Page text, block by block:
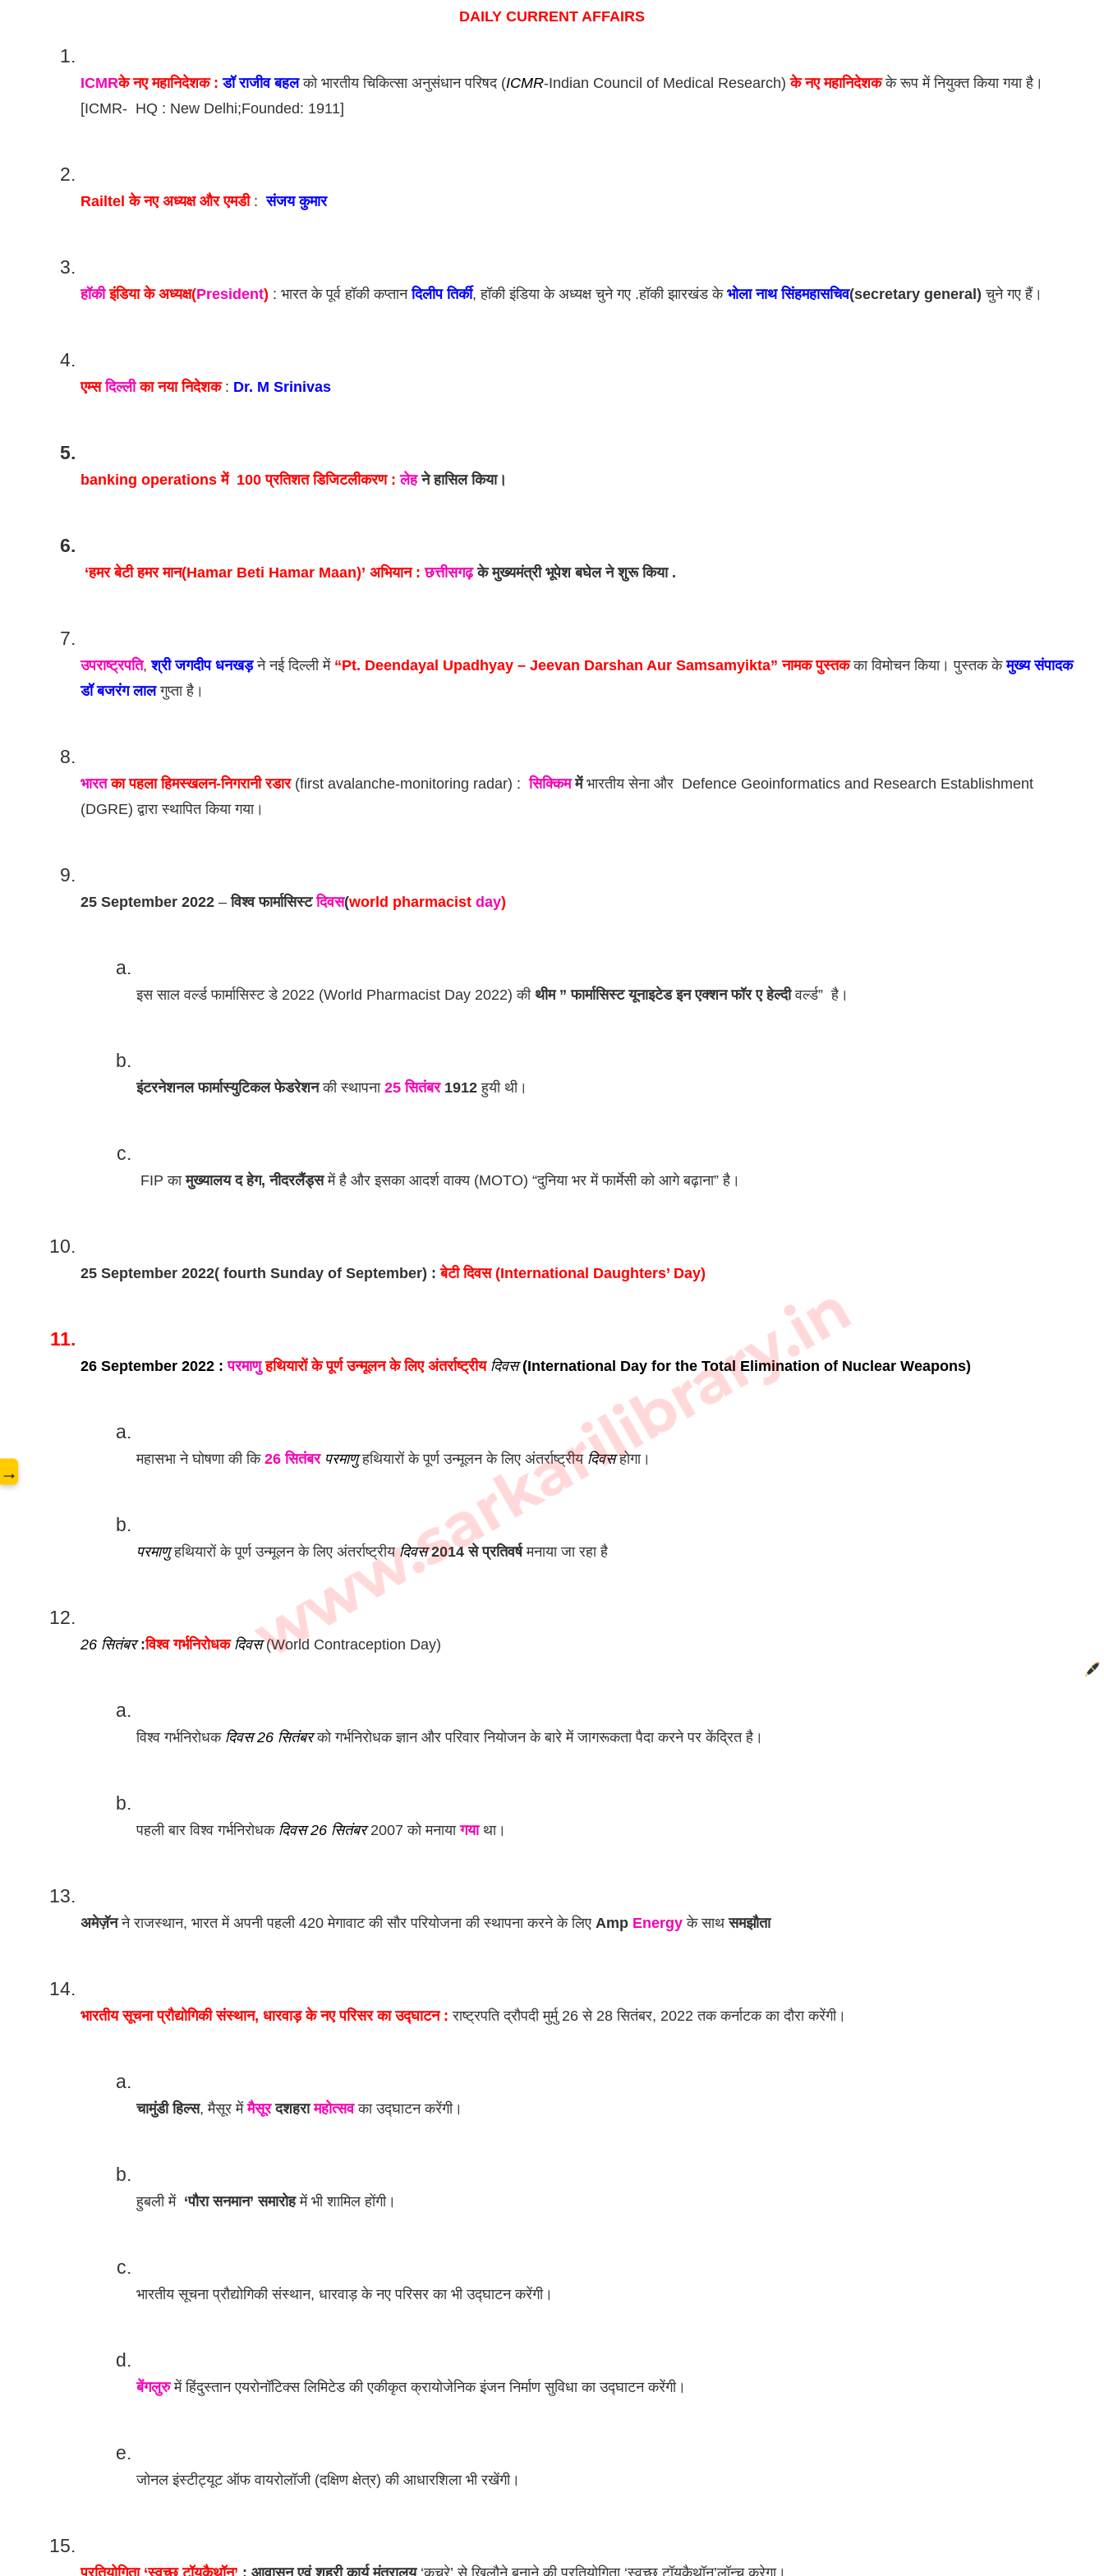
DAILY CURRENT AFFAIRS
ICMRके नए महानिदेशक : डॉ राजीव बहल को भारतीय चिकित्सा अनुसंधान परिषद (ICMR-Indian Council of Medical Research) के नए महानिदेशक के रूप में नियुक्त किया गया है।
[ICMR-  HQ : New Delhi;Founded: 1911]
Railtel के नए अध्यक्ष और एमडी : संजय कुमार
हॉकी इंडिया के अध्यक्ष(President) : भारत के पूर्व हॉकी कप्तान दिलीप तिर्की, हॉकी इंडिया के अध्यक्ष चुने गए .हॉकी झारखंड के भोला नाथ सिंहमहासचिव(secretary general) चुने गए हैं।
एम्स दिल्ली का नया निदेशक : Dr. M Srinivas
banking operations में  100 प्रतिशत डिजिटलीकरण : लेह ने हासिल किया।
‘हमर बेटी हमर मान(Hamar Beti Hamar Maan)’ अभियान : छत्तीसगढ़ के मुख्यमंत्री भूपेश बघेल ने शुरू किया .
उपराष्ट्रपति, श्री जगदीप धनखड़ ने नई दिल्ली में “Pt. Deendayal Upadhyay – Jeevan Darshan Aur Samsamyikta” नामक पुस्तक का विमोचन किया। पुस्तक के मुख्य संपादक
डॉ बजरंग लाल गुप्ता है।
भारत का पहला हिमस्खलन-निगरानी रडार (first avalanche-monitoring radar) : सिक्किम में भारतीय सेना और  Defence Geoinformatics and Research Establishment
(DGRE) द्वारा स्थापित किया गया।
25 September 2022 – विश्व फार्मासिस्ट दिवस(world pharmacist day)
इस साल वर्ल्ड फार्मासिस्ट डे 2022 (World Pharmacist Day 2022) की थीम ” फार्मासिस्ट यूनाइटेड इन एक्शन फॉर ए हेल्दी वर्ल्ड”  है।
इंटरनेशनल फार्मास्युटिकल फेडरेशन की स्थापना 25 सितंबर 1912 हुयी थी।
FIP का मुख्यालय द हेग, नीदरलैंड्स में है और इसका आदर्श वाक्य (MOTO) “दुनिया भर में फार्मेसी को आगे बढ़ाना” है।
25 September 2022( fourth Sunday of September) : बेटी दिवस (International Daughters’ Day)
26 September 2022 : परमाणु हथियारों के पूर्ण उन्मूलन के लिए अंतर्राष्ट्रीय दिवस (International Day for the Total Elimination of Nuclear Weapons)
महासभा ने घोषणा की कि 26 सितंबर परमाणु हथियारों के पूर्ण उन्मूलन के लिए अंतर्राष्ट्रीय दिवस होगा।
परमाणु हथियारों के पूर्ण उन्मूलन के लिए अंतर्राष्ट्रीय दिवस 2014 से प्रतिवर्ष मनाया जा रहा है
26 सितंबर :विश्व गर्भनिरोधक दिवस (World Contraception Day)
विश्व गर्भनिरोधक दिवस 26 सितंबर को गर्भनिरोधक ज्ञान और परिवार नियोजन के बारे में जागरूकता पैदा करने पर केंद्रित है।
पहली बार विश्व गर्भनिरोधक दिवस 26 सितंबर 2007 को मनाया गया था।
अमेज़ॅन ने राजस्थान, भारत में अपनी पहली 420 मेगावाट की सौर परियोजना की स्थापना करने के लिए Amp Energy के साथ समझौता
भारतीय सूचना प्रौद्योगिकी संस्थान, धारवाड़ के नए परिसर का उद्घाटन : राष्ट्रपति द्रौपदी मुर्मु 26 से 28 सितंबर, 2022 तक कर्नाटक का दौरा करेंगी।
चामुंडी हिल्स, मैसूर में मैसूर दशहरा महोत्सव का उद्घाटन करेंगी।
हुबली में ‘पौरा सनमान’ समारोह में भी शामिल होंगी।
भारतीय सूचना प्रौद्योगिकी संस्थान, धारवाड़ के नए परिसर का भी उद्घाटन करेंगी।
बेंगलुरु में हिंदुस्तान एयरोनॉटिक्स लिमिटेड की एकीकृत क्रायोजेनिक इंजन निर्माण सुविधा का उद्घाटन करेंगी।
जोनल इंस्टीट्यूट ऑफ वायरोलॉजी (दक्षिण क्षेत्र) की आधारशिला भी रखेंगी।
प्रतियोगिता ‘स्वच्छ टॉयकैथॉन’ : आवासन एवं शहरी कार्य मंत्रालय ‘कचरे’ से खिलौने बनाने की प्रतियोगिता ‘स्वच्छ टॉयकैथॉन’लॉन्च करेगा।
www.sarkarilibrary.in
→